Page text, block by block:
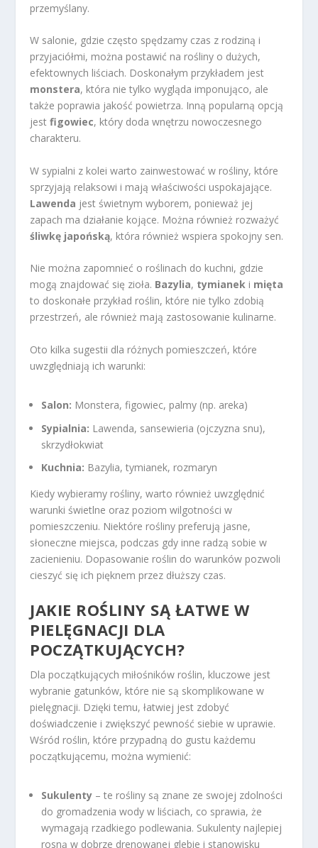
przemyślany.
W salonie, gdzie często spędzamy czas z rodziną i
przyjaciółmi, można postawić na rośliny o dużych,
efektownych liściach. Doskonałym przykładem jest
monstera, która nie tylko wygląda imponująco, ale
także poprawia jakość powietrza. Inną popularną opcją
jestfigowiec, który doda wnętrzu nowoczesnego
charakteru.
W sypialni z kolei warto zainwestować w rośliny, które
sprzyjają relaksowi i mają właściwości uspokajające.
Lawenda jest świetnym wyborem, ponieważ jej
zapach ma działanie kojące. Można również rozważyć
śliwkę japońską, która również wspiera spokojny sen.
Nie można zapomnieć o roślinach do kuchni, gdzie
mogą znajdować się zioła. Bazylia, tymianek i mięta
to doskonałe przykład roślin, które nie tylko zdobią
przestrzeń, ale również mają zastosowanie kulinarne.
Oto kilka sugestii dla różnych pomieszczeń, które
uwzględniają ich warunki:
Salon: Monstera, figowiec, palmy (np. areka)
Sypialnia: Lawenda, sansewieria (ojczyzna snu),
skrzydłokwiat
Kuchnia: Bazylia, tymianek, rozmaryn
Kiedy wybieramy rośliny, warto również uwzględnić
warunki świetlne oraz poziom wilgotności w
pomieszczeniu. Niektóre rośliny preferują jasne,
słoneczne miejsca, podczas gdy inne radzą sobie w
zacienieniu. Dopasowanie roślin do warunków pozwoli
cieszyć się ich pięknem przez dłuższy czas.
JAKIE ROŚLINY SĄ ŁATWE W
PIELĘGNACJI DLA
POCZĄTKUJĄCYCH?
Dla początkujących miłośników roślin, kluczowe jest
wybranie gatunków, które nie są skomplikowane w
pielęgnacji. Dzięki temu, łatwiej jest zdobyć
doświadczenie i zwiększyć pewność siebie w uprawie.
Wśród roślin, które przypadną do gustu każdemu
początkującemu, można wymienić:
Sukulenty – te rośliny są znane ze swojej zdolności
do gromadzenia wody w liściach, co sprawia, że
wymagają rzadkiego podlewania. Sukulenty najlepiej
rosną w dobrze drenowanej glebie i stanowisku